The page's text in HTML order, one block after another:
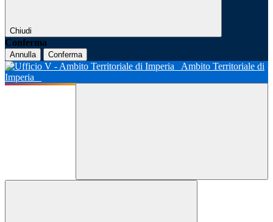
Chiudi
Conferma
Annulla Conferma
Ambito Territoriale di
Imperia